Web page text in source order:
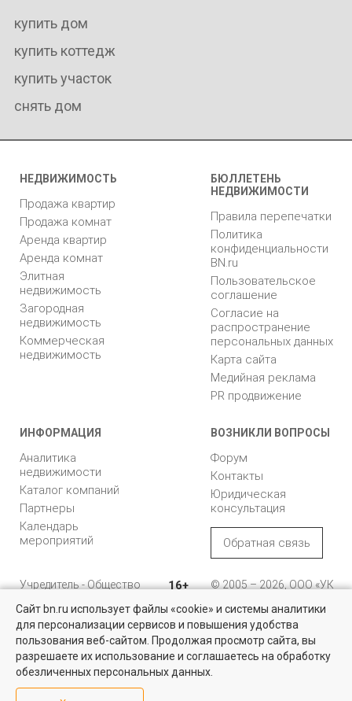
Квартиры на вторичном рынке
Более 10 тысяч квартир в Санкт-Петербурге и области от
собственников и агентств недвижимости
купить дом
купить коттедж
купить участок
снять дом
НЕДВИЖИМОСТЬ
Продажа квартир
Продажа комнат
Аренда квартир
Аренда комнат
Элитная
недвижимость
Загородная
недвижимость
Коммерческая
недвижимость
БЮЛЛЕТЕНЬ
НЕДВИЖИМОСТИ
Правила перепечатки
Политика
конфиденциальности
BN.ru
Пользовательское
соглашение
Согласие на
распространение
персональных данных
Карта сайта
Медийная реклама
PR продвижение
ИНФОРМАЦИЯ
Аналитика
недвижимости
Каталог компаний
Партнеры
Календарь
мероприятий
ВОЗНИКЛИ ВОПРОСЫ
Форум
Контакты
Юридическая
консультация
Обратная связь
Учредитель - Общество
ответственностью
"Управляющая
компания "Бюллетень
недвижимости"
16+
© 2005 – 2026, ООО «УК
196105, Санкт-
Петербург, пр. Юрия
Гагарина, 1
8 (812) 331-93-56
Сайт bn.ru использует файлы «cookie» и системы аналитики
для персонализации сервисов и повышения удобства
пользования веб-сайтом. Продолжая просмотр сайта, вы
разрешаете их использование и соглашаетесь на обработку
обезличенных персональных данных.